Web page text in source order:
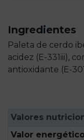
Ingredientes
Paleta de cerdo
acidez (E-331iii),
antioxidante (E-
Valores
Valor